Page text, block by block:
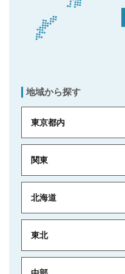
地域から探す
東京都内
関東
北海道
東北